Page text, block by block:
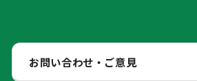
お問い合わせ・ご意見